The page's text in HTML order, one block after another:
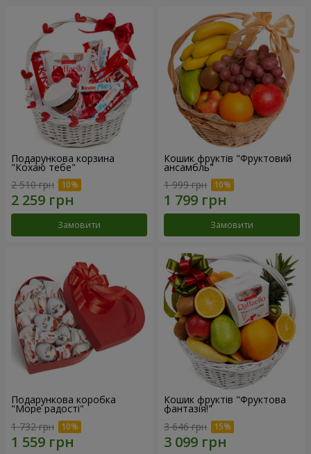
Подарункова корзина
"Кохаю тебе"
2 510 грн
Замовити
Кошик фруктів "Фруктовий
ансамбль"
1 999 грн
Замовити
Подарункова коробка
"Море радості"
1 732 грн
Кошик фруктів "Фруктова
фантазія!"
3 646 грн